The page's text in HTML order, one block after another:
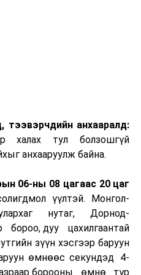
тээвэрчдийн анхааралд:
халах тул болзошгүй
анхааруулж байна.
06-ны 08 цагаас 20 цаг
үүлтэй. Монгол-
нутаг, Дорнод-
дуу цахилгаантай
зүүн хэсгээр баруун
өмнөөс секундэд 4-
борооны өмнө түр